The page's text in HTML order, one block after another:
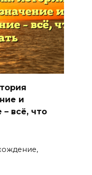
и
всё, что